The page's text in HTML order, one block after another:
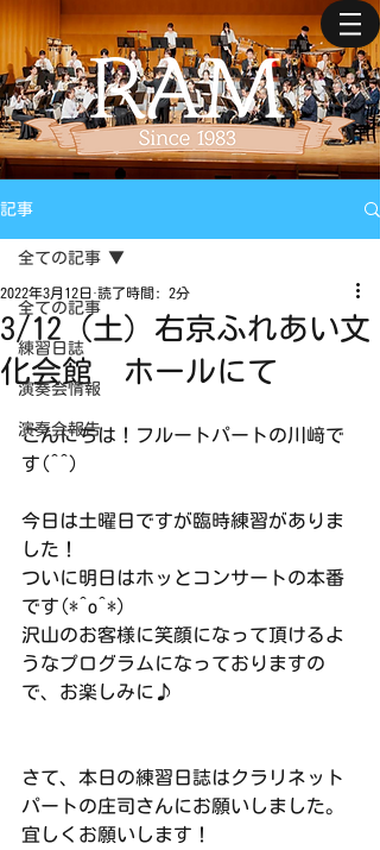
記事
全ての記事
練習日誌
演奏会情報
演奏会報告
全ての記事
3/12（土）右京ふれあい文
化会館 ホールにて
2022年3月12日 読了時間: 2分
こんにちは！フルートパートの川﨑で
す(^^)
今日は土曜日ですが臨時練習がありま
した！
ついに明日はホッとコンサートの本番
です(*^o^*)
沢山のお客様に笑顔になって頂けるよ
うなプログラムになっておりますの
で、お楽しみに♪
さて、本日の練習日誌はクラリネット
パートの庄司さんにお願いしました。
宜しくお願いします！